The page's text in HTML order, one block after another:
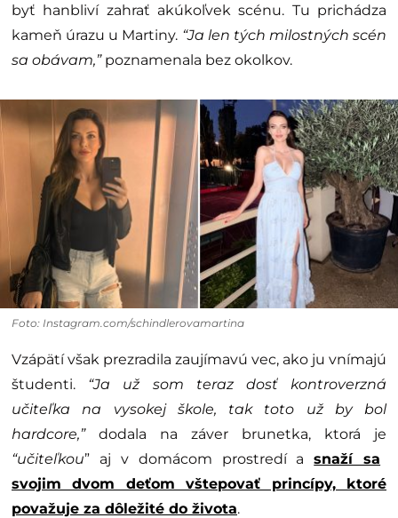
byť hanbliví zahrať akúkoľvek scénu. Tu prichádza
kameň úrazu u Martiny. “Ja len tých milostných scén
sa obávam,”poznamenala bez okolkov.
Foto: Instagram.com/schindlerovamartina
Vzápätí však prezradila zaujímavú vec, ako ju vnímajú
študenti. “Ja už som teraz dosť kontroverzná
učiteľka na vysokej škole, tak toto už by bol
hardcore,”dodala na záver brunetka, ktorá je
“učiteľkou” aj v domácom prostredí asnaží sa
svojim dvom deťom vštepovať princípy, ktoré
považuje za dôležité do života.